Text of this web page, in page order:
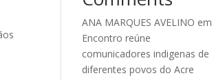
ANA MARQUES AVELINO em
Encontro reúne
comunicadores indigenas de
diferentes povos do Acre